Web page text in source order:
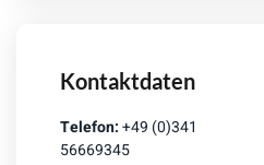
Kontaktdaten
Telefon:+49 (0)341
56669345